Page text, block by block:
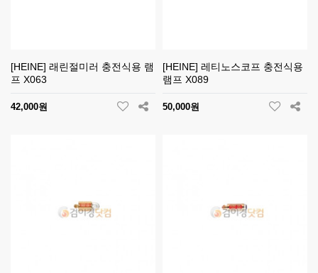
[HEINE] 래린절미러 충전식용 램
프 X063
42,000원
[HEINE] 레티노스코프 충전식용
램프 X089
50,000원